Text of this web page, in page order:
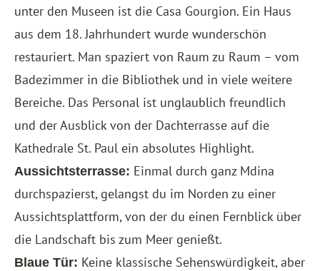
unter den Museen ist die Casa Gourgion. Ein Haus
aus dem 18. Jahrhundert wurde wunderschön
restauriert. Man spaziert von Raum zu Raum – vom
Badezimmer in die Bibliothek und in viele weitere
Bereiche. Das Personal ist unglaublich freundlich
und der Ausblick von der Dachterrasse auf die
Kathedrale St. Paul ein absolutes Highlight.
Aussichtsterrasse: Einmal durch ganz Mdina
durchspazierst, gelangst du im Norden zu einer
Aussichtsplattform, von der du einen Fernblick über
die Landschaft bis zum Meer genießt.
Blaue Tür: Keine klassische Sehenswürdigkeit, aber